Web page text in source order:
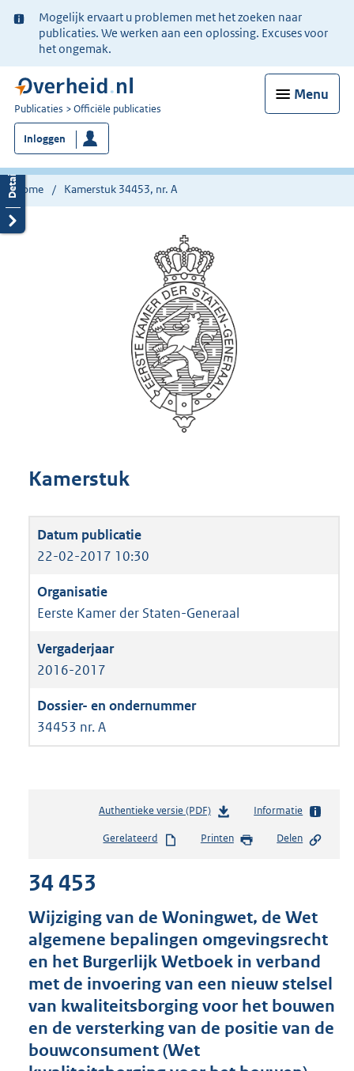
Ter
informatie:
Mogelijk ervaart u problemen met het zoeken naar
publicaties. We werken aan een oplossing. Excuses voor
het ongemak.
Menu
U
bent
nu
hier:
Publicaties Officiële publicaties
Inloggen
Home Kamerstuk 34453, nr. A
Kamerstuk
22-02-2017 10:30
Eerste Kamer der Staten-Generaal
2016-2017
34453 nr. A
Authentieke versie (PDF)b
s
s
g
r
o
t
t
Informatie
Gerelateerd Printen Delen
34 453
Wijziging van de Woningwet, de Wet
algemene bepalingen omgevingsrecht
en het Burgerlijk Wetboek in verband
met de invoering van een nieuw stelsel
van kwaliteitsborging voor het bouwen
en de versterking van de positie van de
bouwconsument (Wet